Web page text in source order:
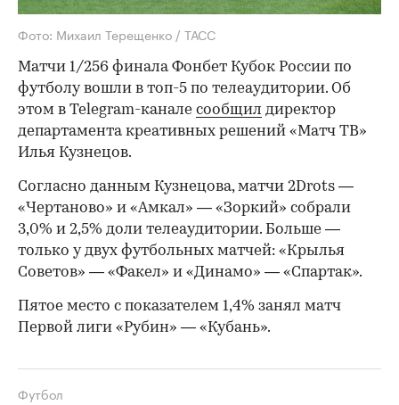
Фото: Михаил Терещенко / ТАСС
Матчи 1/256 финала Фонбет Кубок России по
футболу вошли в топ-5 по телеаудитории. Об
этом в Telegram-канале сообщил директор
департамента креативных решений «Матч ТВ»
Илья Кузнецов.
Согласно данным Кузнецова, матчи 2Drots —
«Чертаново» и «Амкал» — «Зоркий» собрали
3,0% и 2,5% доли телеаудитории. Больше —
только у двух футбольных матчей: «Крылья
Советов» — «Факел» и «Динамо» — «Спартак».
Пятое место с показателем 1,4% занял матч
Первой лиги «Рубин» — «Кубань».
Футбол